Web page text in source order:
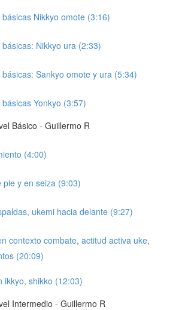
básicas Nikkyo omote (3:16)
básicas: Nikkyo ura (2:33)
básicas: Sankyo omote y ura (5:34)
Yonkyo (3:57)
Básico - Guillermo R
(4:00)
pie y en seiza (9:03)
ukemi hacia delante (9:27)
contexto combate, actitud activa uke,
(20:09)
ikkyo, shikko (12:03)
Intermedio - Guillermo R